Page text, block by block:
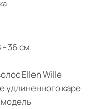
36 cм.
Ellen Wille
удлиненного каре